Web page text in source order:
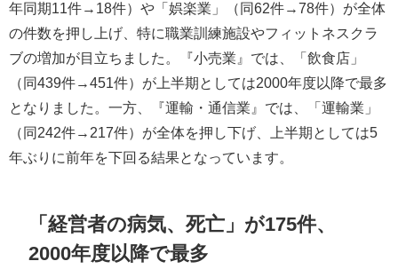
年同期11件→18件）や「娯楽業」（同62件→78件）が全体
の件数を押し上げ、特に職業訓練施設やフィットネスクラ
ブの増加が目立ちました。『小売業』では、「飲食店」
（同439件→451件）が上半期としては2000年度以降で最多
となりました。一方、『運輸・通信業』では、「運輸業」
（同242件→217件）が全体を押し下げ、上半期としては5
年ぶりに前年を下回る結果となっています。
「経営者の病気、死亡」が175件、
2000年度以降で最多